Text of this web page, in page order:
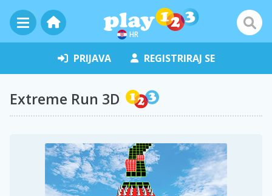
HR
PRIJAVA REGISTRIRAJ SE
Extreme Run 3D